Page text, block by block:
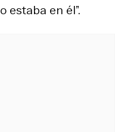
estaba en él”.